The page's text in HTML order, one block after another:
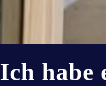
Ich habe